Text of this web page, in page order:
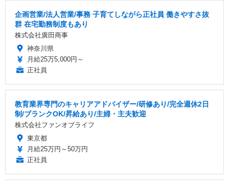
企画営業/法人営業/事務 子育てしながら正社員 働きやすさ抜
群 在宅勤務制度もあり
株式会社廣田商事
神奈川県
月給25万5,000円～
正社員
教育業界専門のキャリアアドバイザー/研修あり/完全週休2日
制/ブランクOK/昇給あり/主婦・主夫歓迎
株式会社ファンオブライフ
東京都
月給25万円～50万円
正社員